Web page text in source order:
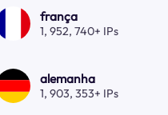
frança
1, 952, 740+ IPs
alemanha
1, 903, 353+ IPs